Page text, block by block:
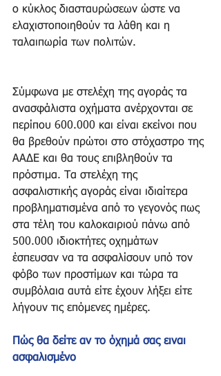
ο κύκλος διασταυρώσεων ώστε να
ελαχιστοποιηθούν τα λάθη και η
ταλαιπωρία των πολιτών.
Σύμφωνα με στελέχη της αγοράς τα
ανασφάλιστα οχήματα ανέρχονται σε
περίπου 600.000 και είναι εκείνοι που
θα βρεθούν πρώτοι στο στόχαστρο της
ΑΑΔΕ και θα τους επιβληθούν τα
πρόστιμα. Τα στελέχη της
ασφαλιστικής αγοράς είναι ιδιαίτερα
προβληματισμένα από το γεγονός πως
στα τέλη του καλοκαιριού πάνω από
500.000 ιδιοκτήτες οχημάτων
έσπευσαν να τα ασφαλίσουν υπό τον
φόβο των προστίμων και τώρα τα
συμβόλαια αυτά είτε έχουν λήξει είτε
λήγουν τις επόμενες ημέρες.
Πώς θα δείτε αν το όχημά σας ειναι
ασφαλισμένο